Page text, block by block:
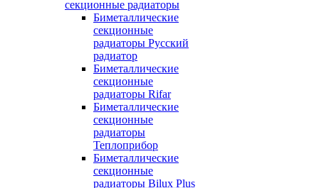
секционные радиаторы
Биметаллические
секционные
радиаторы Русский
радиатор
Биметаллические
секционные
радиаторы Rifar
Биметаллические
секционные
радиаторы
Теплоприбор
Биметаллические
секционные
радиаторы Bilux Plus